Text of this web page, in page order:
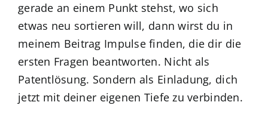
gerade an einem Punkt stehst, wo sich
etwas neu sortieren will, dann wirst du in
meinem Beitrag Impulse finden, die dir die
ersten Fragen beantworten. Nicht als
Patentlösung. Sondern als Einladung, dich
jetzt mit deiner eigenen Tiefe zu verbinden.